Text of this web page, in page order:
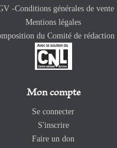
-Conditions générales de vente
Mentions légales
du Comité de rédaction
Mon compte
Se connecter
S'inscrire
Faire un don